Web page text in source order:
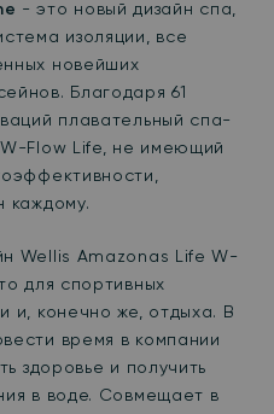
- это новый дизайн спа,
изоляции, все
новейших
Благодаря 61
плавательный спа-
Flow Life, не имеющий
каждому.
Wellis Amazonas Life W-
для спортивных
и, конечно же, отдыха. В
время в компании
здоровье и получить
в воде. Совмещает в